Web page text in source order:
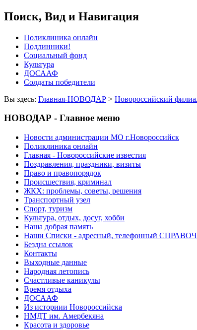
Поиск, Вид и Навигация
Поликлиника онлайн
Подлинники!
Социальный фонд
Культура
ДОСААФ
Солдаты победители
Вы здесь: Главная-НОВОДАР > Новороссийский
НОВОДАР - Главное меню
Новости администрации МО г.Новороссийск
Поликлиника онлайн
Главная - Новороссийские известия
Поздравления, праздники, визиты
Право и правопорядок
Происшествия, криминал
ЖКХ: проблемы, советы, решения
Транспортный узел
Спорт, туризм
Культура, отдых, досуг, хобби
Наша добрая память
Наши Списки - адресный, телефонный
Бездна ссылок
Контакты
Выходные данные
Народная летопись
Счастливые каникулы
Время отдыха
ДОСААФ
Из историии Новороссийска
НМДТ им. Амербекяна
Красота и здоровье